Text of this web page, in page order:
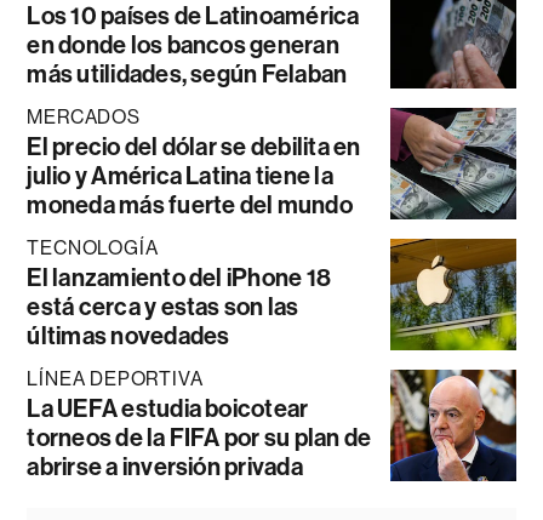
Los 10 países de Latinoamérica
en donde los bancos generan
más utilidades, según Felaban
MERCADOS
El precio del dólar se debilita en
julio y América Latina tiene la
moneda más fuerte del mundo
TECNOLOGÍA
El lanzamiento del iPhone 18
está cerca y estas son las
últimas novedades
LÍNEA DEPORTIVA
La UEFA estudia boicotear
torneos de la FIFA por su plan de
abrirse a inversión privada